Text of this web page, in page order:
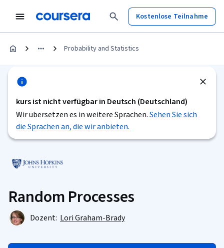
Kostenlose Teilnahme
Probability and Statistics
kurs ist nicht verfügbar in Deutsch (Deutschland)
Wir übersetzen es in weitere Sprachen.Sehen Sie sich
die Sprachen an, die wir anbieten.
Random Processes
Dozent: Lori Graham-Brady